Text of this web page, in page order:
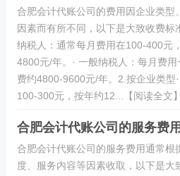
合肥会计代账公司的费用因企业类型
因素而有所不同，以下是大致收费标
纳税人：通常每月费用在100-400元
4800元/年。· 一般纳税人：每月费
费约4800-9600元/年。2.按企业类型
100-300元，按年约12...【阅读全文】
合肥会计代账公司的服务费
合肥会计代账公司的服务费用通常根
度、服务内容等因素收取，以下是大